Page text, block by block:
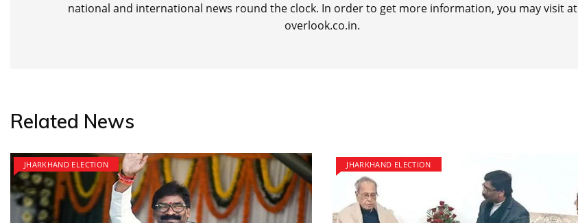
national and international news round the clock. In order to get more information, you may visit at
overlook.co.in.
Related News
JHARKHAND ELECTION JHARKHAND ELECTION